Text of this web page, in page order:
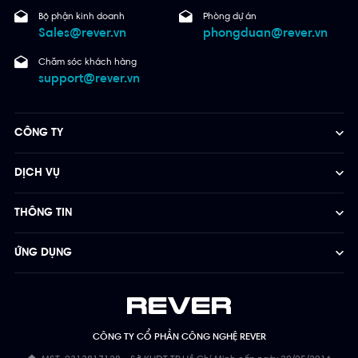
Bộ phận kinh doanh
Sales@rever.vn
Phòng dự án
phongduan@rever.vn
Chăm sóc khách hàng
support@rever.vn
CÔNG TY CỔ PHẦN CÔNG NGHỆ REVER
CÔNG TY
DỊCH VỤ
THÔNG TIN
ỨNG DỤNG